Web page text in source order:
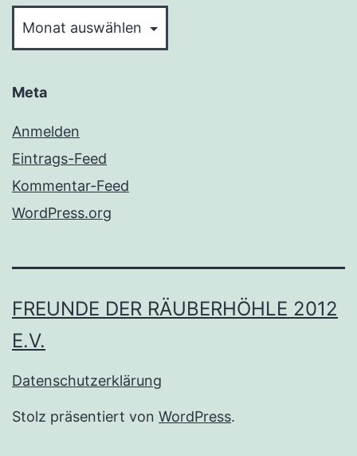
Meta
Anmelden
Eintrags-Feed
Kommentar-Feed
WordPress.org
FREUNDE DER RÄUBERHÖHLE 2012
E.V.
Datenschutzerklärung
Stolz präsentiert von WordPress.